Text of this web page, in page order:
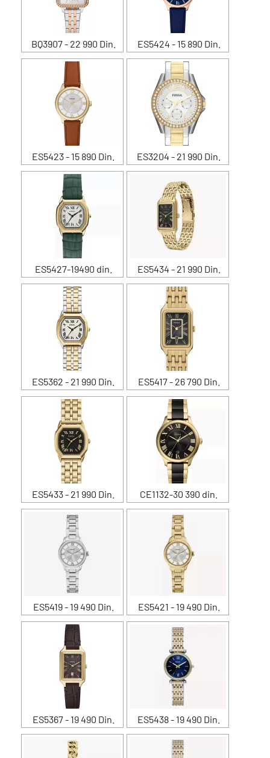
BQ3907 - 22 990 Din. ES5424 - 15 890 Din.
ES5423 - 15 890 Din. ES3204 - 21 990 Din.
ES5427-19490 din. ES5434 - 21 990 Din.
ES5362 - 21 990 Din. ES5417 - 26 790 Din.
ES5433 - 21 990 Din. CE1132-30 390 din.
ES5419 - 19 490 Din. ES5421 - 19 490 Din.
ES5367 - 19 490 Din. ES5438 - 19 490 Din.